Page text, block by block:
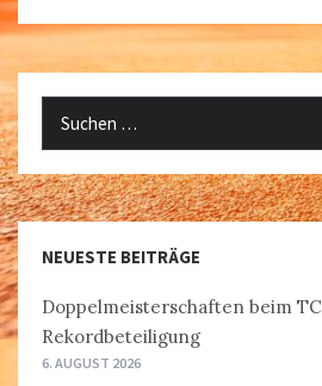
NEUESTE BEITRÄGE
Doppelmeisterschaften beim
Rekordbeteiligung
6. AUGUST 2026